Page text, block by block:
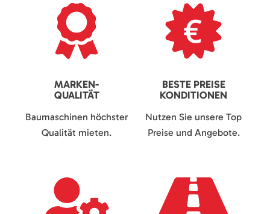
MARKEN-
QUALITÄT
Baumaschinen höchster
Qualität mieten.
BESTE PREISE
KONDITIONEN
Nutzen Sie unsere Top
Preise und Angebote.